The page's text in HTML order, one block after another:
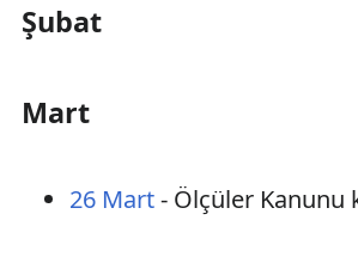
Şubat
Mart
26 Mart- Ölçüler Kanunu